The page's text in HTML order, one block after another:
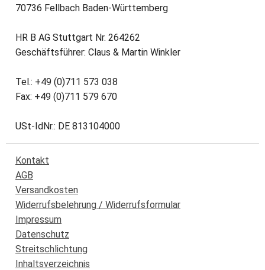
70736 Fellbach Baden-Württemberg
HR B AG Stuttgart Nr. 264262
Geschäftsführer: Claus & Martin Winkler
Tel.: +49 (0)711 573 038
Fax: +49 (0)711 579 670
USt-IdNr.: DE 813104000
Kontakt
AGB
Versandkosten
Widerrufsbelehrung / Widerrufsformular
Impressum
Datenschutz
Streitschlichtung
Inhaltsverzeichnis